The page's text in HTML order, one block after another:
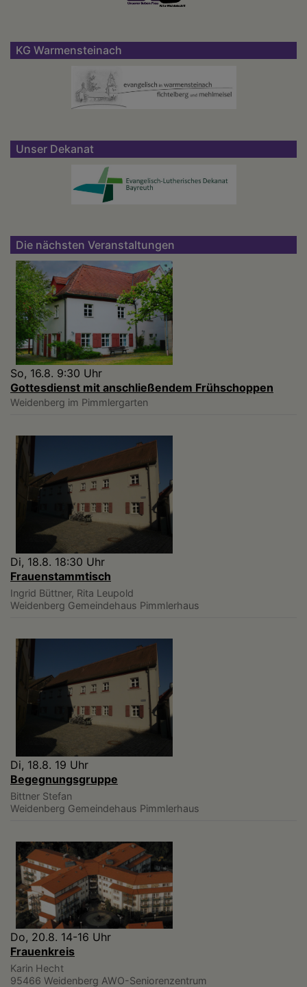
KG Warmensteinach
Unser Dekanat
Die nächsten Veranstaltungen
So, 16.8. 9:30 Uhr
Gottesdienst mit anschließendem Frühschoppen
Weidenberg im Pimmlergarten
Di, 18.8. 18:30 Uhr
Frauenstammtisch
Ingrid Büttner, Rita Leupold
Weidenberg Gemeindehaus Pimmlerhaus
Di, 18.8. 19 Uhr
Begegnungsgruppe
Bittner Stefan
Weidenberg Gemeindehaus Pimmlerhaus
Do, 20.8. 14-16 Uhr
Frauenkreis
Karin Hecht
95466 Weidenberg AWO-Seniorenzentrum